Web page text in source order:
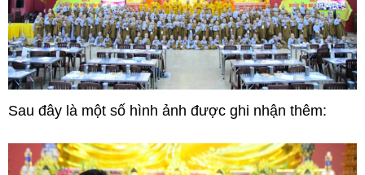
Sau đây là một số hình ảnh được ghi nhận thêm: